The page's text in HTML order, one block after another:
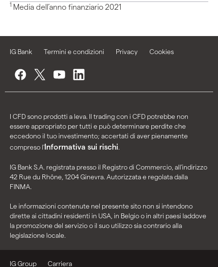
1Media dell’anno finanziario 2021
IG Bank Termini e condizioni Privacy Cookies
I CFD sono prodotti a leva. Il trading con i CFD potrebbe non
essere appropriato per tutti e può determinare perdite che
eccedono il tuo investimento; accertati di aver pienamente
compreso l'Informativa sui rischi.
IG Bank S.A. registrata presso il Registro di Commercio, all'indirizzo
42 Rue du Rhône, 1204 Ginevra. Autorizzata e regolata dalla
FINMA.
Le informazioni contenute nel presente sito non si intendono
dirette ai cittadini residenti in USA, in Belgio o in altri paesi laddove
la promozione del servizio o il suo utilizzo sia contrario alla
legislazione locale.
IG Group Carriera